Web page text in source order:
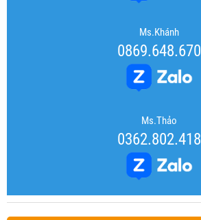
Ms.Khánh
0869.648.670
Ms.Thảo
0362.802.418